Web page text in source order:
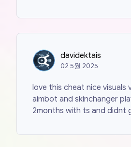
davidektais
025월 2025
love this cheat nice visuals
aimbot and skinchanger
2months with ts and didnt